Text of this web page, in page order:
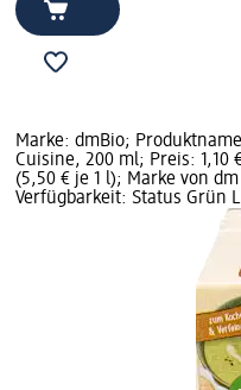
Marke: dmBio;
Cuisine, 200 ml; Preis: 1,10
(5,50 € je 1 l); Marke von
Verfügbarkeit: Status Grün